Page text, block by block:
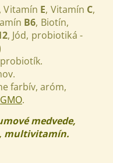
,Vitamín E, Vitamín C,
B6, Biotín,
, Jód, probiotiká -
farbív, aróm,
GMO.
medvede,
multivitamín.